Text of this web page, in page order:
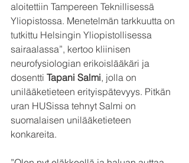
aloitettiin Tampereen Teknillisessä
Yliopistossa. Menetelmän tarkkuutta on
tutkittu Helsingin Yliopistollisessa
sairaalassa”, kertoo kliinisen
neurofysiologian erikoislääkäri ja
dosentti Tapani Salmi, jolla on
unilääketieteen erityispätevyys. Pitkän
uran HUSissa tehnyt Salmi on
suomalaisen unilääketieteen
konkareita.